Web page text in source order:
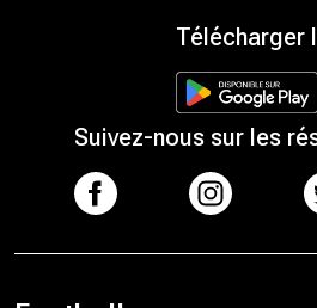
Télécharger
Suivez-nous sur les